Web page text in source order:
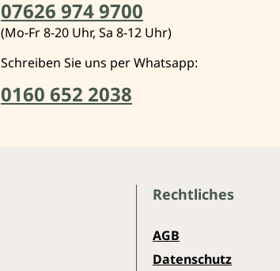
07626 974 9700
(Mo-Fr 8-20 Uhr, Sa 8-12 Uhr)
Schreiben Sie uns per Whatsapp:
0160 652 2038
Rechtliches
AGB
Datenschutz